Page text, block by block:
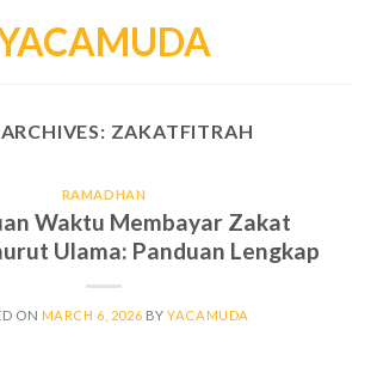
ZAKATFITRAH
RAMADHAN
Waktu Membayar Zakat
Ulama: Panduan Lengkap
ON MARCH 6, 2026 BYYACAMUDA